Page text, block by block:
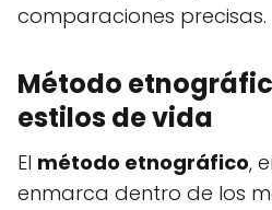
comparaciones precisas.
Método
estilos de vida
El método etnográfico,
enmarca dentro de los